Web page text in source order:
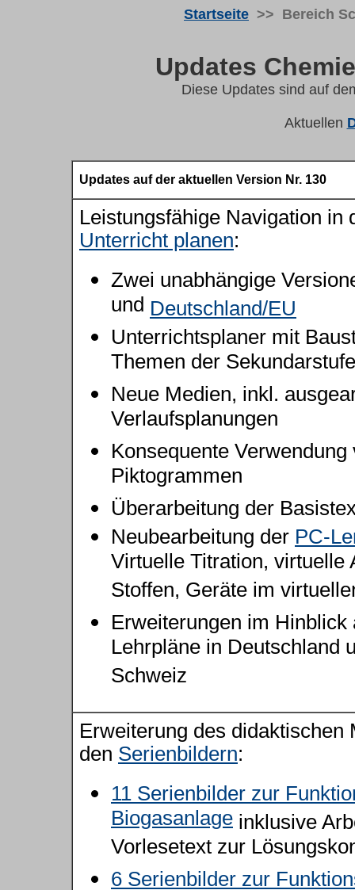
Startseite >> Bereich
Updates
Diese Updates sind auf
Aktuellen
Updates auf der aktuellen Version Nr. 130
Leistungsfähige Navigation in
Unterricht planen:
Zwei unabhängige
und Deutschland/EU
Unterrichtsplaner mit
Themen der
Neue Medien, inkl.
Verlaufsplanungen
Konsequente Verwendung
Piktogrammen
Überarbeitung der
Neubearbeitung der PC-
Virtuelle Titration, virtuelle
Stoffen, Geräte im
Erweiterungen im Hinblick
Lehrpläne in Deutschland
Schweiz
Erweiterung des didaktischen
den Serienbildern:
11 Serienbilder zur
Biogasanlage inklusive
Vorlesetext zur
6 Serienbilder zur